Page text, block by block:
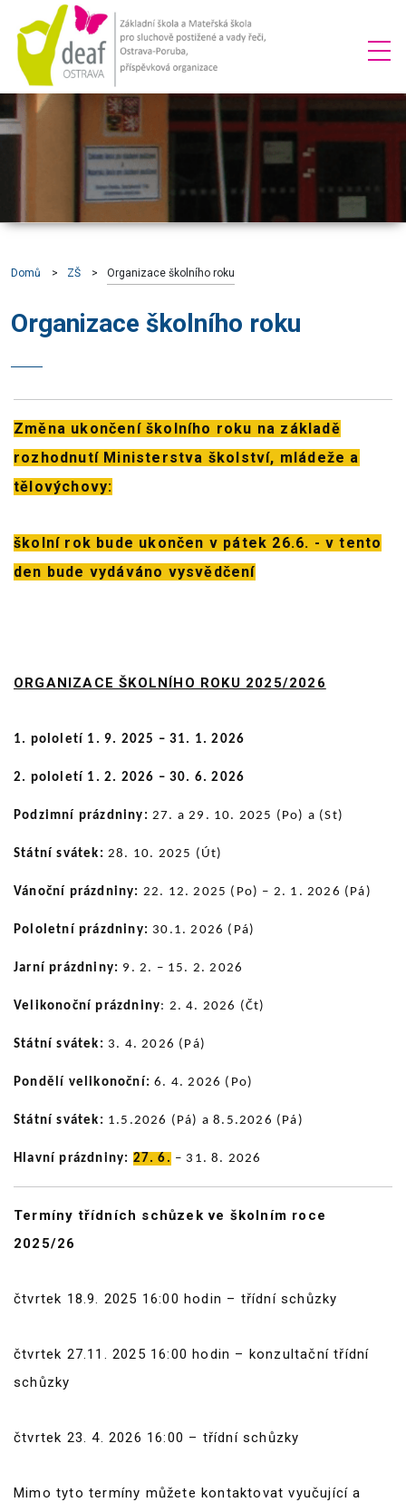
Domů ZŠ Organizace školního roku
Organizace školního roku
Změna ukončení školního roku na základě
rozhodnutí Ministerstva školství, mládeže a
tělovýchovy:
školní rok bude ukončen v pátek 26.6. - v tento
den bude vydáváno vysvědčení
ORGANIZACE ŠKOLNÍHO ROKU 2025/2026
1. pololetí 1. 9. 2025 – 31. 1. 2026
2. pololetí 1. 2. 2026 – 30. 6. 2026
Podzimní prázdniny: 27. a 29. 10. 2025 (Po) a (St)
Státní svátek: 28. 10. 2025 (Út)
Vánoční prázdniny: 22. 12. 2025 (Po) – 2. 1. 2026 (Pá)
Pololetní prázdniny: 30.1. 2026 (Pá)
Jarní prázdniny: 9. 2. – 15. 2. 2026
Velikonoční prázdniny: 2. 4. 2026 (Čt)
Státní svátek: 3. 4. 2026 (Pá)
Pondělí velikonoční:6. 4. 2026 (Po)
Státní svátek: 1.5.2026 (Pá) a 8.5.2026 (Pá)
Hlavní prázdniny: 27 . 6. – 31. 8. 2026
Termíny třídních schůzek ve školním roce
2025/26
čtvrtek 18.9. 2025 16:00 hodin – třídní schůzky
čtvrtek 27.11. 2025 16:00 hodin – konzultační třídní
schůzky
čtvrtek 23. 4. 2026 16:00 – třídní schůzky
Mimo tyto termíny můžete kontaktovat vyučující a